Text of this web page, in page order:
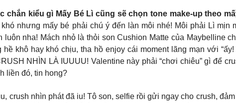
chắn kiểu gì Mấy Bé Lì cũng sẽ chọn tone make-up theo
nhưng mấy bé phải chú ý đến làn môi nhé! Môi phải Lì
luôn nha! Mách nhỏ là thỏi son Cushion Matte của
hề khô hay khó chịu, tha hồ enjoy cái moment lãng mạn với
NHÌN LÀ IUUUU! Valentine này phải “chơi chiêu” gì để
liền đó, tin hong?
crush nhìn phát đã iu! Tô son, selfie rồi gửi ngay cho crush,